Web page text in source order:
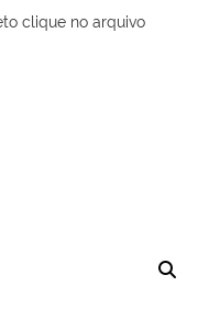
clique no arquivo